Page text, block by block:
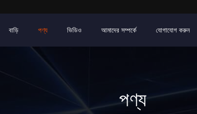
বাড়ি পণ্য ভিডিও আমাদের সম্পর্কে যোগাযোগ করুন
পণ্য